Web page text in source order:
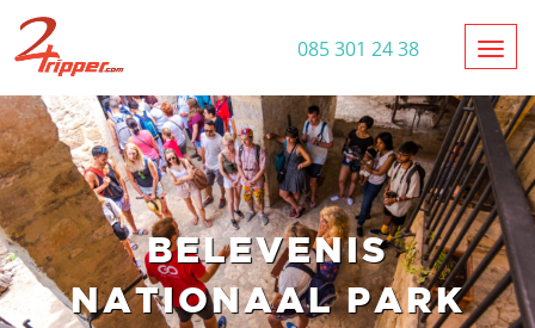
085 301 24 38
BELEVENIS
NATIONAAL PARK